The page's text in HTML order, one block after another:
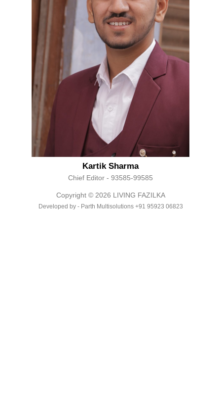
Kartik Sharma
Chief Editor - 93585-99585
Copyright © 2026 LIVING FAZILKA
Developed by - Parth Multisolutions +91 95923 06823